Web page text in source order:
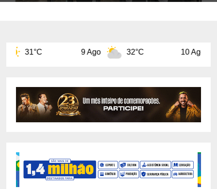
9 Ago 32°C 10 Ago 32°C